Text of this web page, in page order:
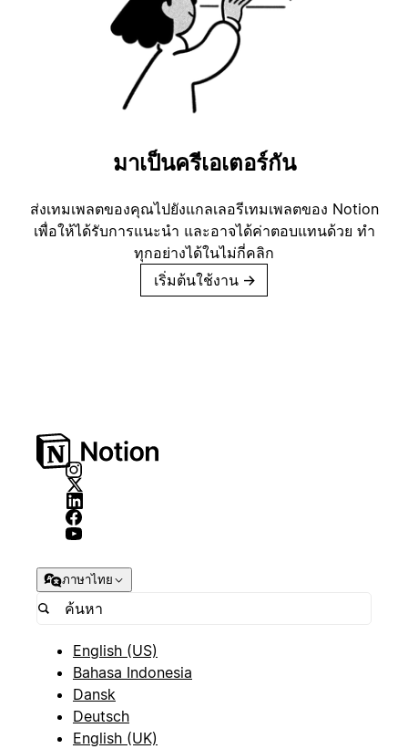
มาเป็นครีเอเตอร์กัน
ส่งเทมเพลตของคุณไปยังแกลเลอรีเทมเพลตของ Notion
เพื่อให้ได้รับการแนะนำ และอาจได้ค่าตอบแทนด้วย ทำ
ทุกอย่างได้ในไม่กี่คลิก
เริ่มต้นใช้งาน →
ภาษาไทย
English (US)
Bahasa Indonesia
Dansk
Deutsch
English (UK)